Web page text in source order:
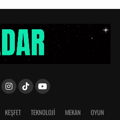
KEŞFET TEKNOLOJİ MEKAN OYUN